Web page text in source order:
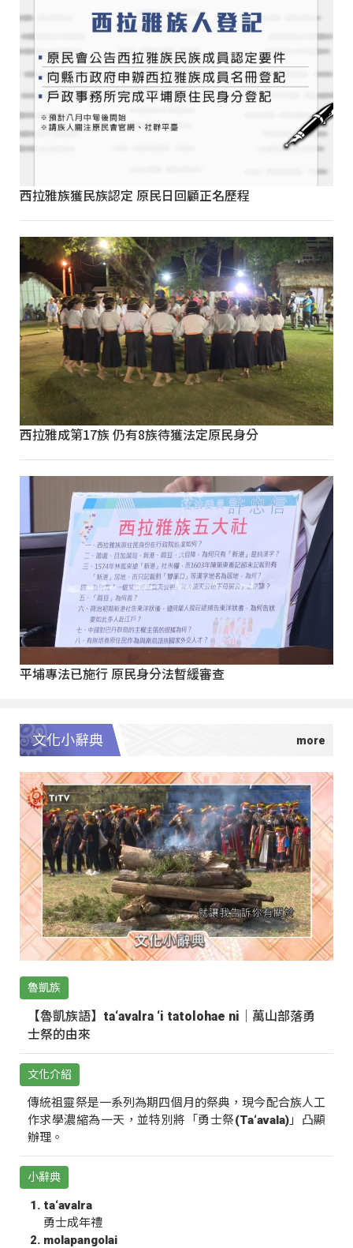
西拉雅族獲民族認定 原民日回顧正名歷程
西拉雅成第17族 仍有8族待獲法定原民身分
平埔專法已施行 原民身分法暫緩審查
文化小辭典
魯凱族
【魯凱族語】ta‘avalra ‘i tatolohae ni｜萬山部落勇
士祭的由來
文化介紹
傳統祖靈祭是一系列為期四個月的祭典，現今配合族人工
作求學濃縮為一天，並特別將「勇士祭(Ta‘avala)」凸顯
辦理。
小辭典
ta‘avalra
勇士成年禮
molapangolai